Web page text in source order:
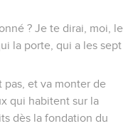
? Je te dirai, moi, le
la porte, qui a les sept
pas, et va monter de
qui habitent sur la
dès la fondation du